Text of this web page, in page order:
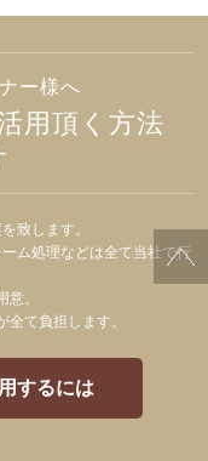
ー様へ
用頂く方法
致します。
ム処理などは全て当社で行
。
て負担します。
するには